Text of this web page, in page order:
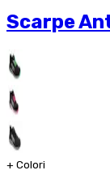
Scarpe
+ Colori